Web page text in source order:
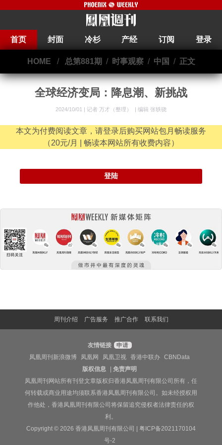
首页 封面 冷杉 产经 订阅 登录
HOME / 总第881期 / 时事观察/ 中国 / 正文
全球经济变局：降息潮、新挑战
2024/10/01 | 记者 万才（整理） 编辑 张轶骁
本文为付费阅读文章，请登录后购买网站包月畅读服务
（20元/月 | 畅读本网站所有收费内容）
登陆
周刊介绍 广告服务 推广合作 联系我们
友情链接
申请
凤凰周刊新浪微博
凤凰网 凤凰卫视 香港中联办
CBNData
版权信息
|免责声明
凤凰周刊网站所有刊登文章版权归香港凤凰周刊有限公司所有，任
何转载或商业用途均须联系香港凤凰周刊有限公司。如未经授权用
作他处，香港凤凰周刊有限公司将保留追究侵权者法律责任的权
利。
Copyright © 2026 香港凤凰周刊有限公司 | 粤ICP备2021170104
号-2